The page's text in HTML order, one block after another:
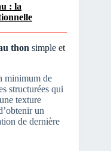
: la
thon simple et
minimum de
structurées qui
texture
un
de dernière